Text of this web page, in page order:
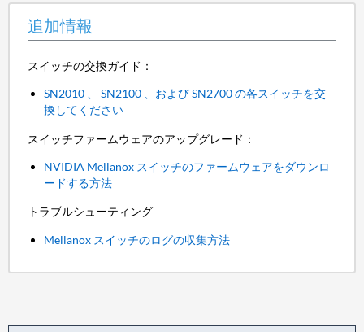
追加情報
スイッチの交換ガイド：
SN2010 、 SN2100 、および SN2700 の各スイッチを交
換してください
スイッチファームウェアのアップグレード：
NVIDIA Mellanox スイッチのファームウェアをダウンロ
ードする方法
トラブルシューティング
Mellanox スイッチのログの収集方法